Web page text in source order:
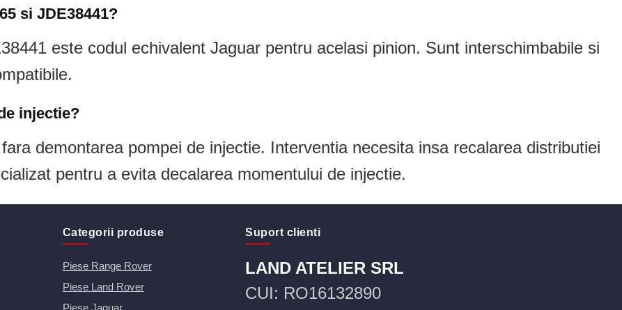
si JDE38441?
este codul echivalent Jaguar pentru acelasi pinion. Sunt interschimbabile si
injectie?
demontarea pompei de injectie. Interventia necesita insa recalarea distributiei
pentru a evita decalarea momentului de injectie.
Categorii produse
Piese Range Rover
Piese Land Rover
Piese Jaguar
Suport clienti
LAND ATELIER SRL
CUI: RO16132890